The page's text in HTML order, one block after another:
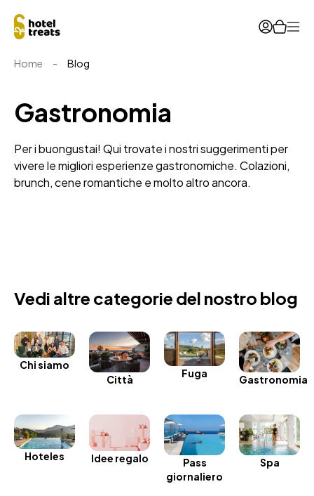
Home - Blog
Gastronomia
Per i buongustai! Qui trovate i nostri suggerimenti per
vivere le migliori esperienze gastronomiche. Colazioni,
brunch, cene romantiche e molto altro ancora.
Vedi altre categorie del nostro blog
Chi siamo
Città
Fuga
Gastronomia
Hoteles Idee regalo
Pass
giornaliero
Spa